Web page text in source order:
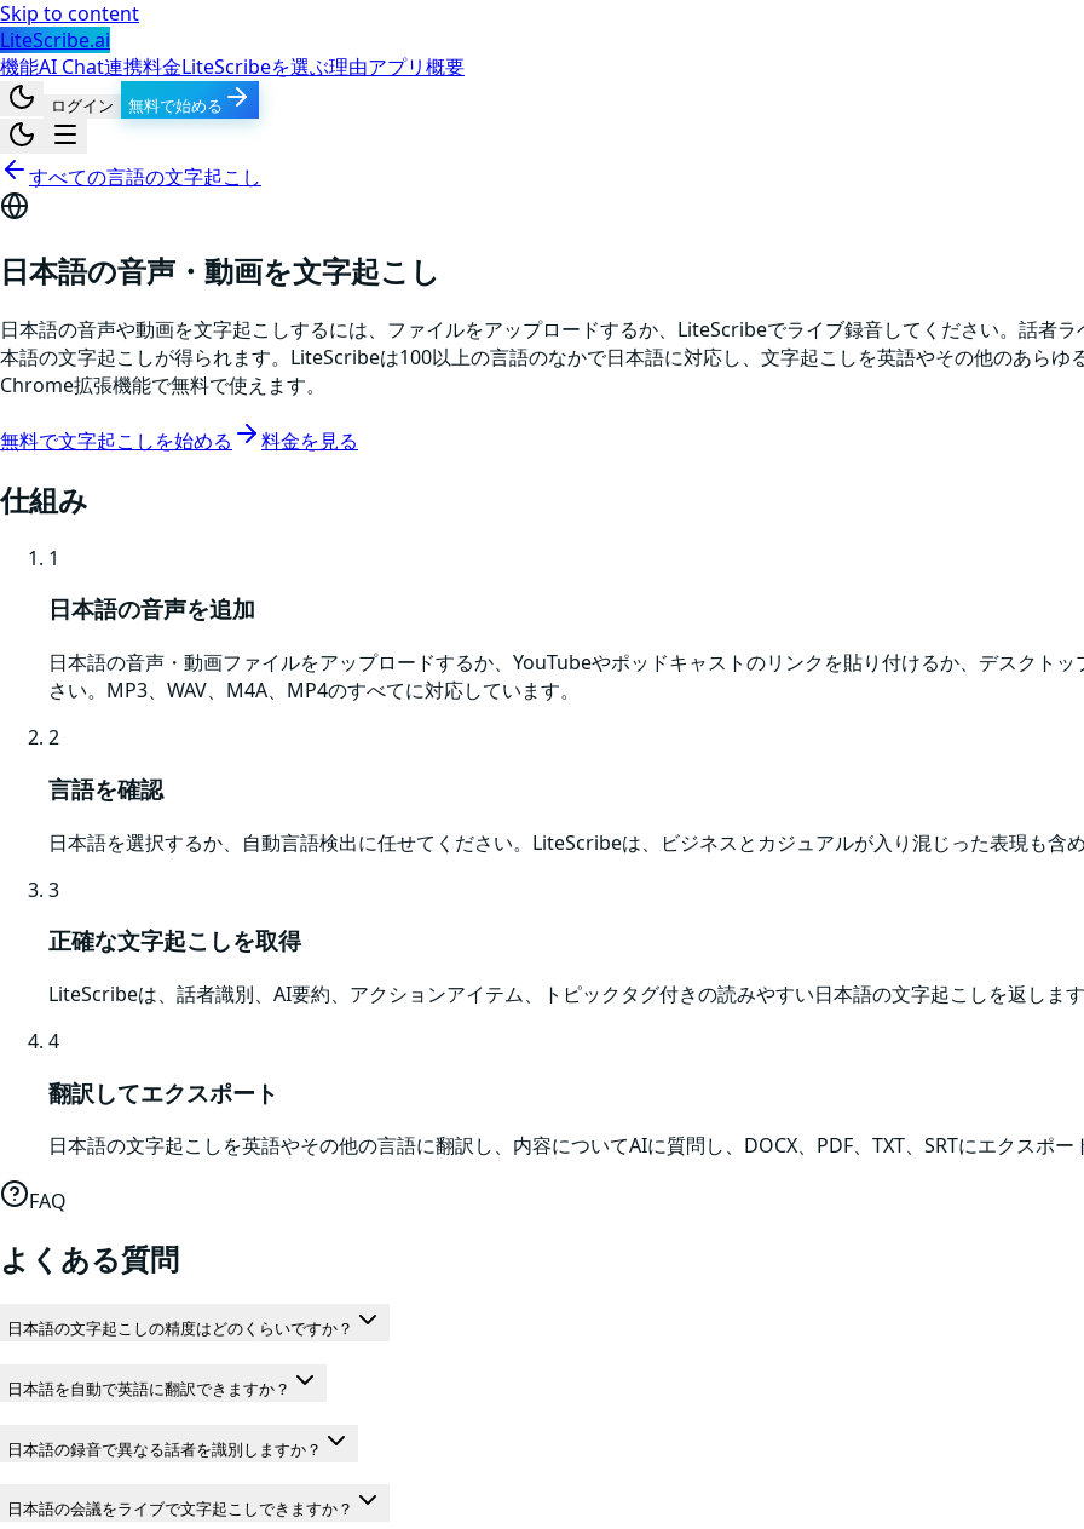
Skip to content
LiteScribe.ai
機能AI Chat連携料金LiteScribeを選ぶ理由アプリ概要
ログイン 無料で始める
すべての言語の文字起こし
日本語の音声・動画を文字起こし
日本語の音声や動画を文字起こしするには、ファイルをアップロードするか、LiteScribeでライブ録音してください。話者
本語の文字起こしが得られます。LiteScribeは100以上の言語のなかで日本語に対応し、文字起こしを英語やその他のあらゆ
Chrome拡張機能で無料で使えます。
無料で文字起こしを始める 料金を見る
仕組み
1
日本語の音声を追加
日本語の音声・動画ファイルをアップロードするか、YouTubeやポッドキャストのリンクを貼り付けるか、デスクト
さい。MP3、WAV、M4A、MP4のすべてに対応しています。
2
言語を確認
日本語を選択するか、自動言語検出に任せてください。LiteScribeは、ビジネスとカジュアルが入り混じった表現も含
3
正確な文字起こしを取得
LiteScribeは、話者識別、AI要約、アクションアイテム、トピックタグ付きの読みやすい日本語の文字起こしを返します
4
翻訳してエクスポート
日本語の文字起こしを英語やその他の言語に翻訳し、内容についてAIに質問し、DOCX、PDF、TXT、SRTにエクスポー
FAQ
よくある質問
日本語の文字起こしの精度はどのくらいですか？
日本語を自動で英語に翻訳できますか？
日本語の録音で異なる話者を識別しますか？
日本語の会議をライブで文字起こしできますか？